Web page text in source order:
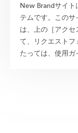
New Brandサイ
テムです。この
は、上の［アク
て、リクエスト
たっては、使用ガ